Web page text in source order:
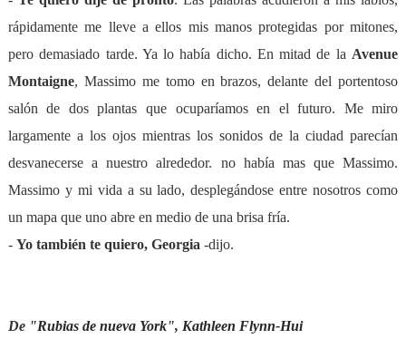
rápidamente me lleve a ellos mis manos protegidas por mitones,
pero demasiado tarde. Ya lo había dicho. En mitad de la Avenue
Montaigne, Massimo me tomo en brazos, delante del portentoso
salón de dos plantas que ocuparíamos en el futuro. Me miro
largamente a los ojos mientras los sonidos de la ciudad parecían
desvanecerse a nuestro alrededor. no había mas que Massimo.
Massimo y mi vida a su lado, desplegándose entre nosotros como
un mapa que uno abre en medio de una brisa fría.
- Yo también te quiero, Georgia -dijo.
De "Rubias de nueva York", Kathleen Flynn-Hui